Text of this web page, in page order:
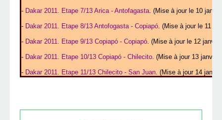
- Dakar 2011. Etape 7/13 Arica - Antofagasta. (Mise à jour le 10
- Dakar 2011. Etape 8/13 Antofogasta - Copiapó. (Mise à jour le 11
- Dakar 2011. Etape 9/13 Copiapó - Copiapó. (Mise à jour le 12
- Dakar 2011. Etape 10/13 Copiapó - Chilecito. (Mise à jour 13 janvier
- Dakar 2011. Etape 11/13 Chilecito - San Juan. (Mise à jour 14